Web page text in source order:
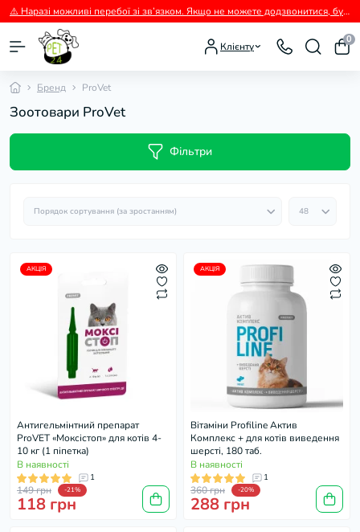
⚠️ Наразі можливі перебої зі зв’язком. Якщо не можете додзвонитися, будь ласка, пишіть нам у Viber.
Клієнту
0
Бренд ProVet
Зоотовари ProVet
Фільтри
АКЦІЯ
Антигельмінтний препарат
ProVET «Моксістоп» для котів 4-
10 кг (1 піпетка)
В наявності
1
149 грн -21%
118 грн
АКЦІЯ
Вітаміни Profiline Актив
Комплекс + для котів виведення
шерсті, 180 таб.
В наявності
1
360 грн -20%
288 грн